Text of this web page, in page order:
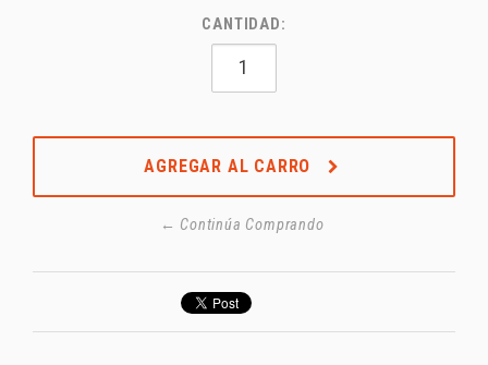
CANTIDAD:
AGREGAR AL CARRO
← Continúa Comprando